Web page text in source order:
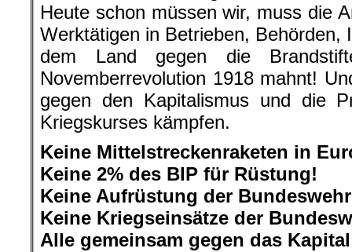
Heute schon müssen wir, muss die
Werktätigen in Betrieben, Behörden,
dem Land gegen die
Novemberrevolution 1918 mahnt!
gegen den Kapitalismus und die
Kriegskurses kämpfen.
Keine Mittelstreckenraketen in
Keine 2% des BIP für Rüstung!
Keine Aufrüstung der
Keine Kriegseinsätze der
Alle gemeinsam gegen das